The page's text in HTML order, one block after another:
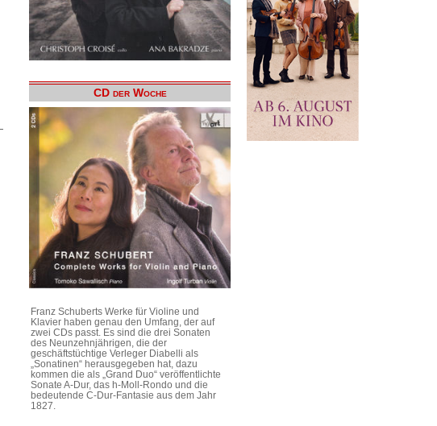
CD der Woche
Franz Schuberts Werke für Violine und
Klavier haben genau den Umfang, der auf
zwei CDs passt. Es sind die drei Sonaten
des Neunzehnjährigen, die der
geschäftstüchtige Verleger Diabelli als
„Sonatinen“ herausgegeben hat, dazu
kommen die als „Grand Duo“ veröffentlichte
Sonate A-Dur, das h-Moll-Rondo und die
bedeutende C-Dur-Fantasie aus dem Jahr
1827.